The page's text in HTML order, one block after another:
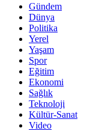
Gündem
Dünya
Politika
Yerel
Yaşam
Spor
Eğitim
Ekonomi
Sağlık
Teknoloji
Kültür-Sanat
Video